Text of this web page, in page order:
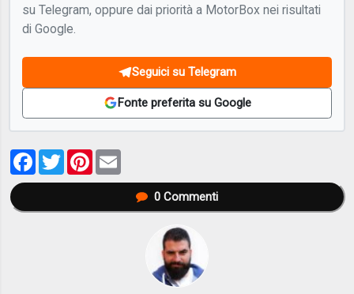
su Telegram, oppure dai priorità a MotorBox nei risultati
di Google.
Seguici su Telegram
Fonte preferita su Google
Facebook
TwitterPinterest
0Commenti